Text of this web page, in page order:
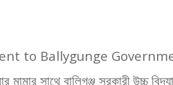
to Ballygunge
সাথে বালিগঞ্জ সরকারী উচ্চ